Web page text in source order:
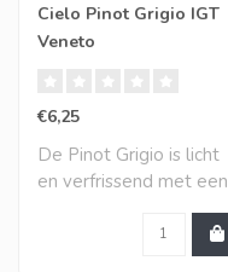
Cielo Pinot Grigio IGT
Veneto
€6,25
De Pinot Grigio is licht
en verfrissend met een